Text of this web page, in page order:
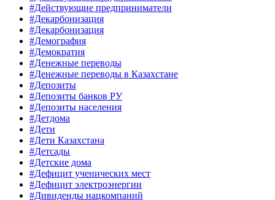
#Действующие предприниматели
#Декарбонизация
#Декарбонизация
#Демография
#Демократия
#Денежные переводы
#Денежные переводы в Казахстане
#Депозиты
#Депозиты банков РУ
#Депозиты населения
#Детдома
#Дети
#Дети Казахстана
#Детсады
#Детские дома
#Дефицит ученических мест
#Дефицит электроэнергии
#Дивиденды нацкомпаний